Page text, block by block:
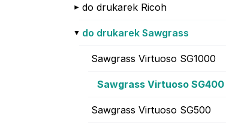
do drukarek Ricoh
do drukarek Sawgrass
Sawgrass Virtuoso SG1000
Sawgrass Virtuoso SG400
Sawgrass Virtuoso SG500